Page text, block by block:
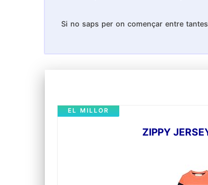
Si no saps per on començar entre
ZIPPY
EL MILLOR